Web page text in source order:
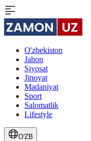
O'zbekiston
Jahon
Siyosat
Jinoyat
Madaniyat
Sport
Salomatlik
Lifestyle
O'ZB